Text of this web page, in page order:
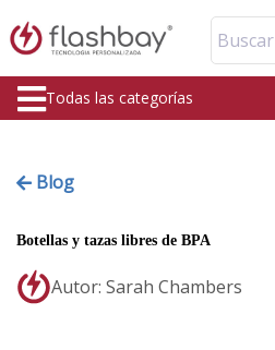
Buscar
Todas las categorías
Blog
Botellas y tazas libres de BPA
Autor: Sarah Chambers